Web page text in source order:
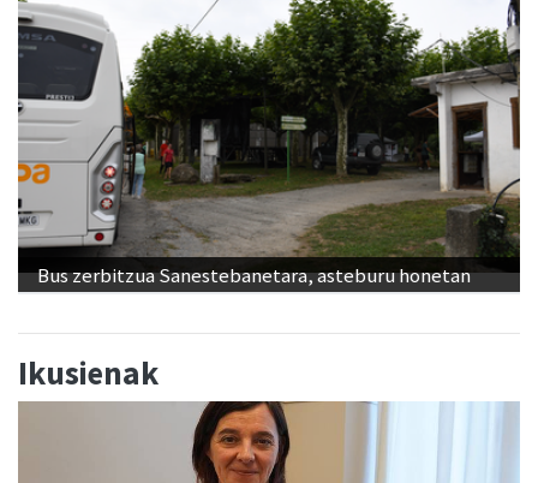
Bus zerbitzua Sanestebanetara, asteburu honetan
Ikusienak